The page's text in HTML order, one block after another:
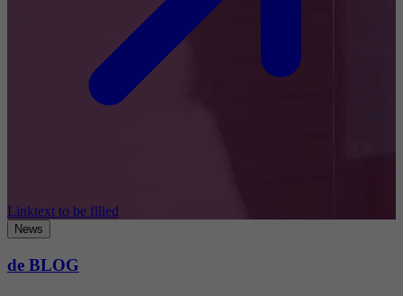
Linktext to be filled
News
de BLOG